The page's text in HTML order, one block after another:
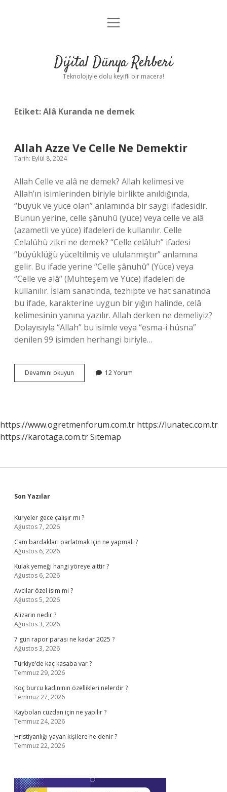
Anasayfa
Yasal Uyarı
menüyü
Dijital Dünya Rehberi
Teknolojiyle dolu keyifli bir macera!
Etiket:Alâ Kuranda ne demek
Allah Azze Ve Celle Ne Demektir
Tarih: Eylül 8, 2024
Allah Celle ve alâ ne demek? Allah kelimesi ve
Allah’ın isimlerinden biriyle birlikte anıldığında,
“büyük ve yüce olan” anlamında bir saygı ifadesidir.
Bunun yerine, celle şânuhû (yüce) veya celle ve alâ
(azametli ve yüce) ifadeleri de kullanılır. Celle
Celalühü zikri ne demek? “Celle celâluh” ifadesi
“büyüklüğü yüceltilmiş ve ululanmıştır” anlamına
gelir. Bu ifade yerine “Celle şânuhû” (Yüce) veya
“Celle ve alâ” (Muhteşem ve Yüce) ifadeleri de
kullanılır. İslam sanatında, tezhipte ve hat sanatında
bu ifade, karakterine uygun bir yığın halinde, celâ
kelimesinin yanına yazılır. Allah derken ne demeliyiz?
Dolayısıyla “Allah” bu isimle veya “esma-i hüsna”
denilen 99 isimden herhangi biriyle…
Devamını okuyun
Azze
12 Yorum
https://www.ogretmenforum.com.tr https://lunatec.com.tr
https://karotaga.com.trSitemap
Sidebar
Son Yazılar
Kuryeler gece çalışır mı ?
Ağustos 7, 2026
Cam bardakları parlatmak için ne yapmalı ?
Ağustos 6, 2026
Kulak yemeği hangi yöreye aittir ?
Ağustos 6, 2026
Avcılar özel isim mi ?
Ağustos 5, 2026
Alizarin nedir ?
Ağustos 3, 2026
7 gün rapor parası ne kadar 2025 ?
Ağustos 3, 2026
Türkiye’de kaç kasaba var ?
Temmuz 29, 2026
Koç burcu kadınının özellikleri nelerdir ?
Temmuz 27, 2026
Kaybolan cüzdan için ne yapılır ?
Temmuz 24, 2026
Hristiyanlığı yayan kişilere ne denir ?
Temmuz 22, 2026